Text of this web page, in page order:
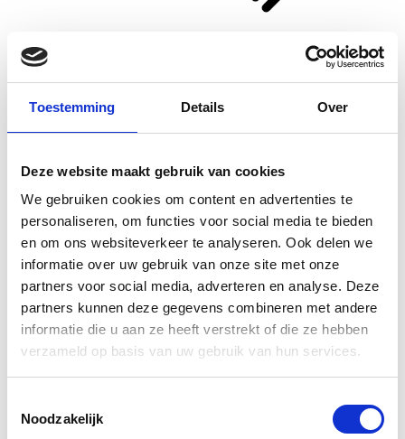
Toestemming Details Over
Deze website maakt gebruik van cookies
We gebruiken cookies om content en advertenties te
personaliseren, om functies voor social media te bieden
en om ons websiteverkeer te analyseren. Ook delen we
informatie over uw gebruik van onze site met onze
partners voor social media, adverteren en analyse. Deze
partners kunnen deze gegevens combineren met andere
informatie die u aan ze heeft verstrekt of die ze hebben
verzameld op basis van uw gebruik van hun services.
Noodzakelijk